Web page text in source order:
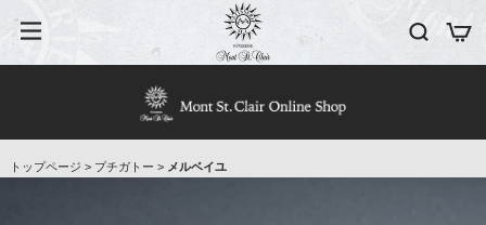
トップページ > プチガトー > メルベイユ